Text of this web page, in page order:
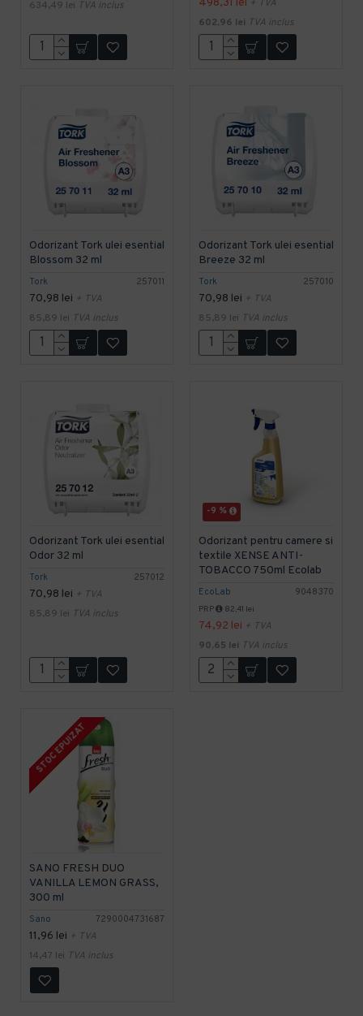
634,49 lei TVA inclus 498,31 lei + TVA
602,96 lei TVA inclus
Tork 257011
Odorizant Tork ulei esential
Blossom 32 ml
70,98 lei + TVA
85,89 lei TVA inclus
Tork 257010
Odorizant Tork ulei esential
Breeze 32 ml
70,98 lei + TVA
85,89 lei TVA inclus
Tork 257012
Odorizant Tork ulei esential
Odor 32 ml
70,98 lei + TVA
85,89 lei TVA inclus
-9 %
EcoLab 9048370
Odorizant pentru camere si
textile XENSE ANTI-
TOBACCO 750ml Ecolab
PRP 82,41 lei
74,92 lei + TVA
90,65 lei TVA inclus
STOC EPUIZAT
Sano 7290004731687
SANO FRESH DUO
VANILLA LEMON GRASS,
300 ml
11,96 lei + TVA
14,47 lei TVA inclus